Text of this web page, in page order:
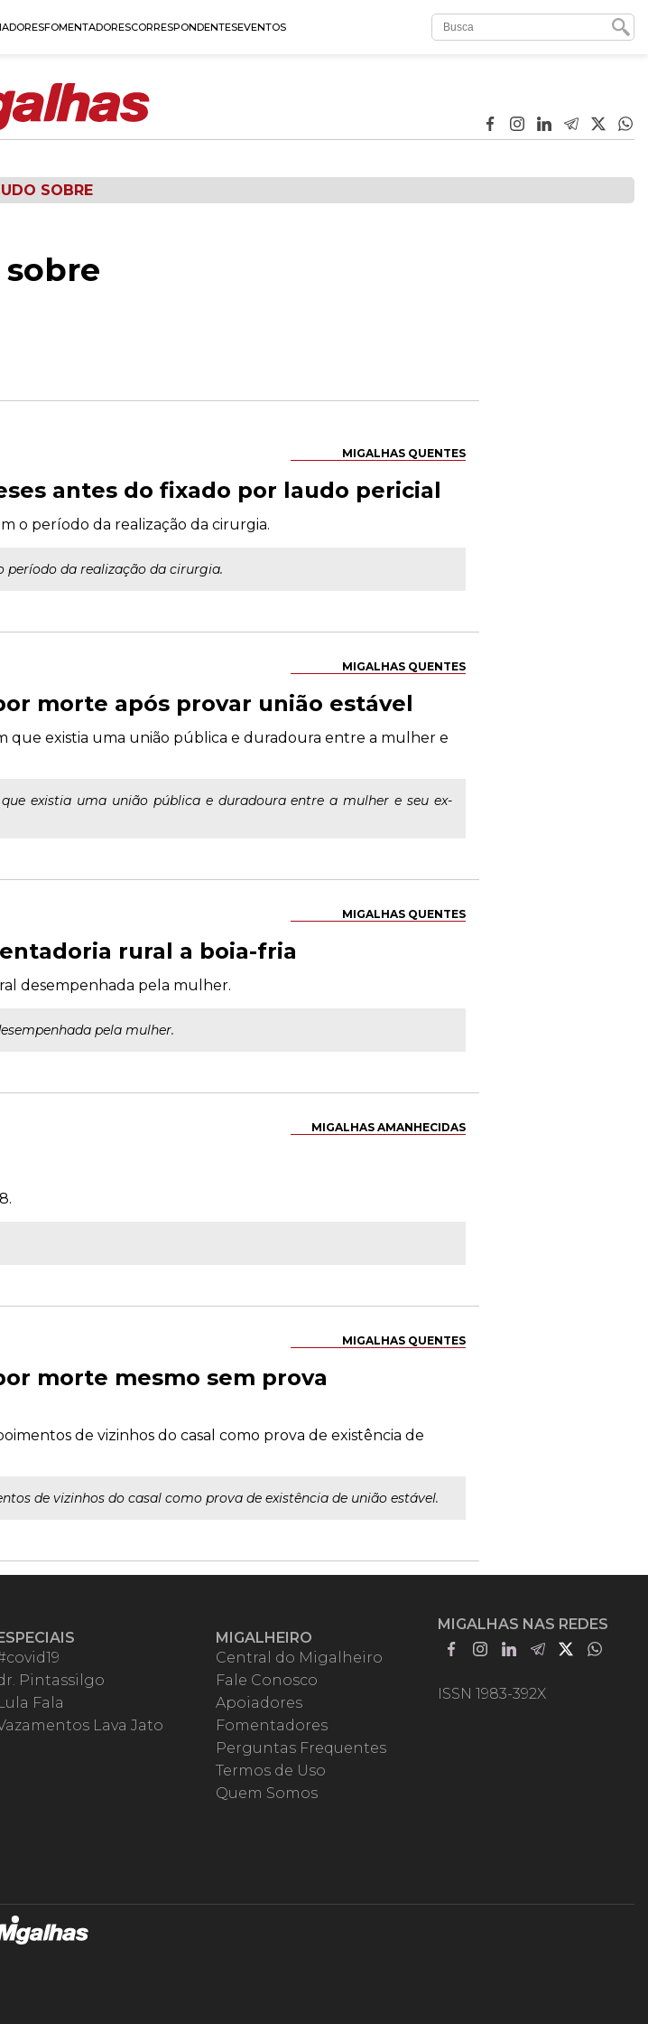
FOMENTADORESCORRESPONDENTESEVENTOS
SOBRE
MIGALHAS QUENTES
antes do fixado por laudo pericial
o período da realização da cirurgia.
período da realização da cirurgia.
MIGALHAS QUENTES
morte após provar união estável
que existia uma união pública e duradoura entre a mulher e
existia uma união pública e duradoura entre a mulher e seu ex-
MIGALHAS QUENTES
rural a boia-fria
desempenhada pela mulher.
pela mulher.
MIGALHAS AMANHECIDAS
MIGALHAS QUENTES
morte mesmo sem prova
de vizinhos do casal como prova de existência de
de vizinhos do casal como prova de existência de união estável.
Pintassilgo
Fala
Lava Jato
MIGALHEIRO
Central do Migalheiro
Fale Conosco
Apoiadores
Fomentadores
Perguntas Frequentes
Termos de Uso
Quem Somos
MIGALHAS NAS REDES
ISSN 1983-392X